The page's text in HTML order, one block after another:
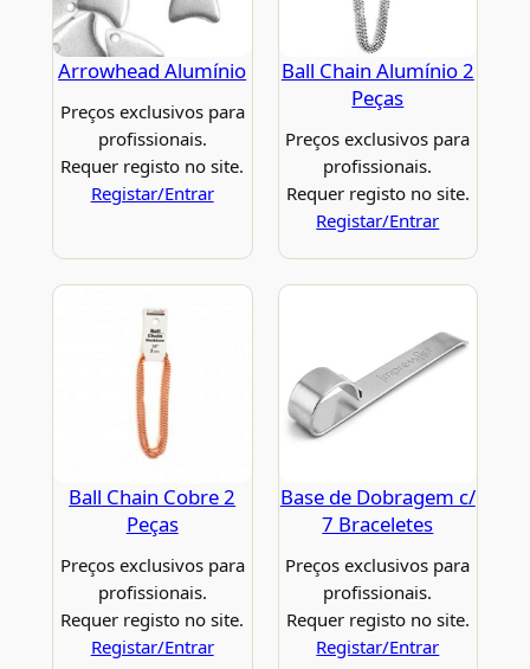
Arrowhead Alumínio
Preços exclusivos para
profissionais.
Requer registo no site.
Registar/Entrar
Ball Chain Alumínio 2
Peças
Preços exclusivos para
profissionais.
Requer registo no site.
Registar/Entrar
Ball Chain Cobre 2
Peças
Preços exclusivos para
profissionais.
Requer registo no site.
Registar/Entrar
Base de Dobragem c/
7 Braceletes
Preços exclusivos para
profissionais.
Requer registo no site.
Registar/Entrar